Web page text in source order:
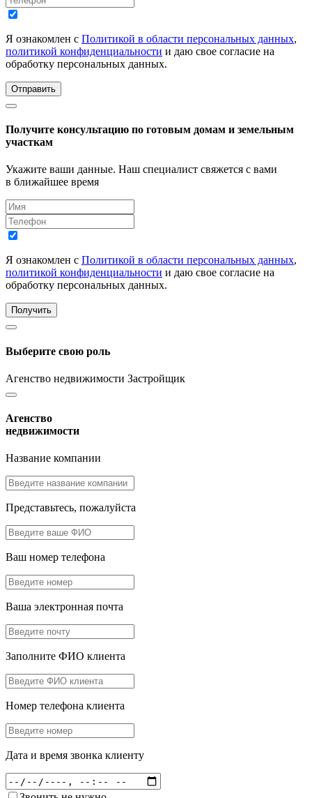
Я ознакомлен с Политикой в области персональных данных,
политикой конфиденциальности и даю свое согласие на
обработку персональных данных.
Отправить
Получите консультацию по готовым домам и земельным
участкам
Укажите ваши данные. Наш специалист свяжется с вами
в ближайшее время
Я ознакомлен с Политикой в области персональных данных,
политикой конфиденциальности и даю свое согласие на
обработку персональных данных.
Получить
Выберите свою роль
Агенство недвижимости Застройщик
Агенство
недвижимости
Название компании
Представьтесь, пожалуйста
Ваш номер телефона
Ваша электронная почта
Заполните ФИО клиента
Номер телефона клиента
Дата и время звонка клиенту